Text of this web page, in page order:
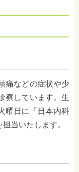
痛などの症状や少
察しています。生
曜日に「日本内科
当いたします。